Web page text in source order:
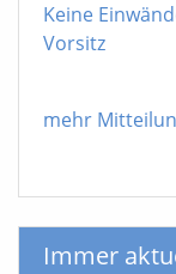
Keine
Vorsitz
mehr
Immer